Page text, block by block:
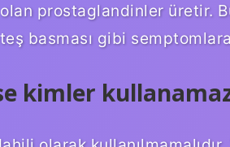
prostaglandinler üretir.
basması gibi
kimler